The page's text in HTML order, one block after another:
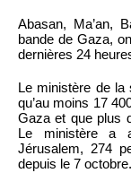
Abasan, Ma’an,
bande de Gaza,
dernières 24
Le ministère de la
qu’au moins 17
Gaza et que plus
Le ministère a
Jérusalem, 274
depuis le 7 octobre.